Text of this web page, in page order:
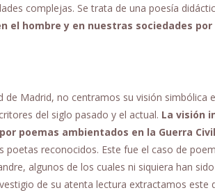
complejas. Se trata de una poesía
el hombre y en nuestras sociedades
de Madrid, no centramos su visión
del siglo pasado y el actual. La visión
poemas ambientados en la Guerra Civil
poetas reconocidos. Este fue el caso de
algunos de los cuales ni siquiera han
de su atenta lectura extractamos este